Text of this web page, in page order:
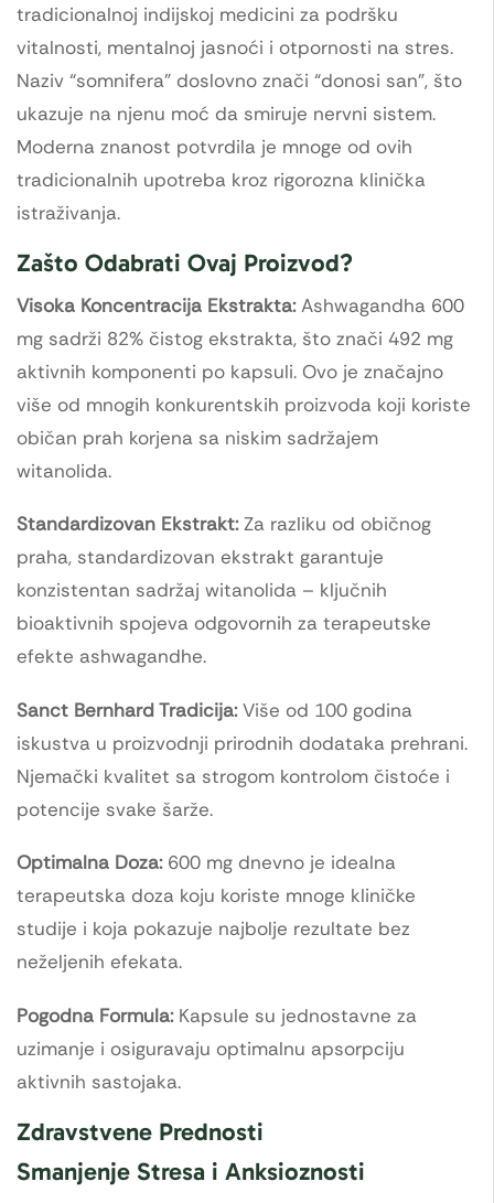
tradicionalnoj indijskoj medicini za podršku
vitalnosti, mentalnoj jasnoći i otpornosti na stres.
Naziv “somnifera” doslovno znači “donosi san”, što
ukazuje na njenu moć da smiruje nervni sistem.
Moderna znanost potvrdila je mnoge od ovih
tradicionalnih upotreba kroz rigorozna klinička
istraživanja.
Zašto Odabrati Ovaj Proizvod?
Visoka Koncentracija Ekstrakta:Ashwagandha 600
mg sadrži 82% čistog ekstrakta, što znači 492 mg
aktivnih komponenti po kapsuli. Ovo je značajno
više od mnogih konkurentskih proizvoda koji koriste
običan prah korjena sa niskim sadržajem
witanolida.
Standardizovan Ekstrakt:Za razliku od običnog
praha, standardizovan ekstrakt garantuje
konzistentan sadržaj witanolida – ključnih
bioaktivnih spojeva odgovornih za terapeutske
efekte ashwagandhe.
Sanct Bernhard Tradicija:Više od 100 godina
iskustva u proizvodnji prirodnih dodataka prehrani.
Njemački kvalitet sa strogom kontrolom čistoće i
potencije svake šarže.
Optimalna Doza:600 mg dnevno je idealna
terapeutska doza koju koriste mnoge kliničke
studije i koja pokazuje najbolje rezultate bez
neželjenih efekata.
Pogodna Formula:Kapsule su jednostavne za
uzimanje i osiguravaju optimalnu apsorpciju
aktivnih sastojaka.
Zdravstvene Prednosti
Smanjenje Stresa i Anksioznosti